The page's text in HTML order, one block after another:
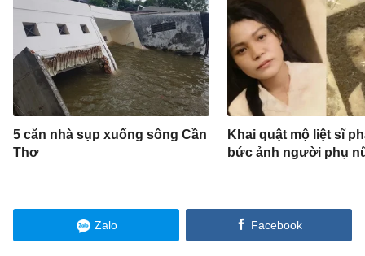
5 căn nhà sụp xuống sông Cần
Thơ
Khai quật mộ liệt sĩ
bức ảnh người phụ
Zalo Facebook